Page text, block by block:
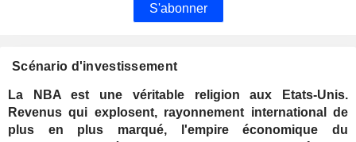
S'abonner
Scénario d'investissement
La NBA est une véritable religion aux Etats-Unis.
Revenus qui explosent, rayonnement international de
plus en plus marqué, l'empire économique du